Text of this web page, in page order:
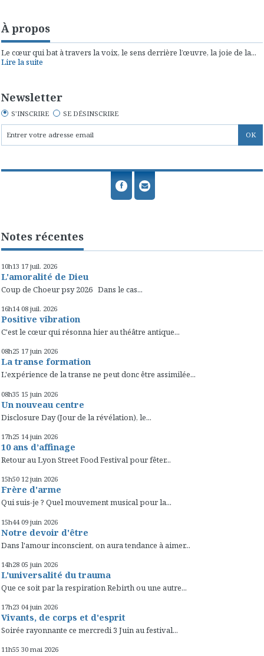
À propos
Le cœur qui bat à travers la voix, le sens derrière l’œuvre, la joie de la...
Lire la suite
Newsletter
S'INSCRIRE SE DÉSINSCRIRE
Notes récentes
10h13 17 juil. 2026
L'amoralité de Dieu
Coup de Choeur psy 2026 Dans le cas...
16h14 08 juil. 2026
Positive vibration
C'est le cœur qui résonna hier au théâtre antique...
08h25 17 juin 2026
La transe formation
L'expérience de la transe ne peut donc être assimilée...
08h35 15 juin 2026
Un nouveau centre
Disclosure Day (Jour de la révélation), le...
17h25 14 juin 2026
10 ans d’affinage
Retour au Lyon Street Food Festival pour fêter...
15h50 12 juin 2026
Frère d'arme
Qui suis-je ? Quel mouvement musical pour la...
15h44 09 juin 2026
Notre devoir d'être
Dans l'amour inconscient, on aura tendance à aimer...
14h28 05 juin 2026
L'universalité du trauma
Que ce soit par la respiration Rebirth ou une autre...
17h23 04 juin 2026
Vivants, de corps et d'esprit
Soirée rayonnante ce mercredi 3 Juin au festival...
11h55 30 mai 2026